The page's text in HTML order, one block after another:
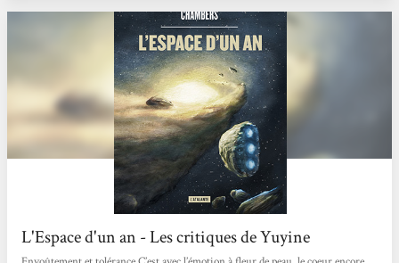
L'Espace d'un an - Les critiques de Yuyine